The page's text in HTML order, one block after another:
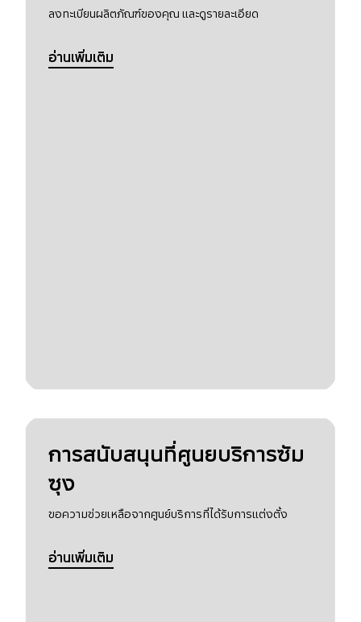
ลงทะเบียนผลิตภัณฑ์ของคุณ และดูรายละเอียด
อ่านเพิ่มเติม
การสนับสนุนที่ศูนยบริการซัม
ซุง
ขอความช่วยเหลือจากศูนย์บริการที่ได้รับการแต่งตั้ง
อ่านเพิ่มเติม